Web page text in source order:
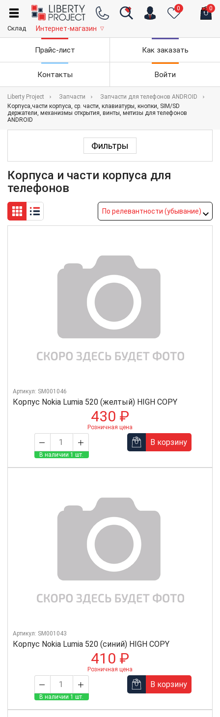
0 0
Склад Интернет-магазин ▽
Прайс-лист Как заказать
Контакты Войти
Liberty Project Запчасти
Запчасти для телефонов ANDROID
Корпуса,части корпуса, ср. части, клавиатуры, кнопки, SIM/SD
держатели, механизмы открытия, винты, метизы для телефонов
ANDROID
Фильтры
Корпуса и части корпуса для
телефонов
По релевантности (убывание)
Корпус Nokia Lumia 520 (желтый) HIGH COPY
Артикул: SM001046
430 ₽
Розничная цена
В наличии 1 шт.
В корзину
Корпус Nokia Lumia 520 (синий) HIGH COPY
Артикул: SM001043
410 ₽
Розничная цена
В наличии 1 шт.
В корзину